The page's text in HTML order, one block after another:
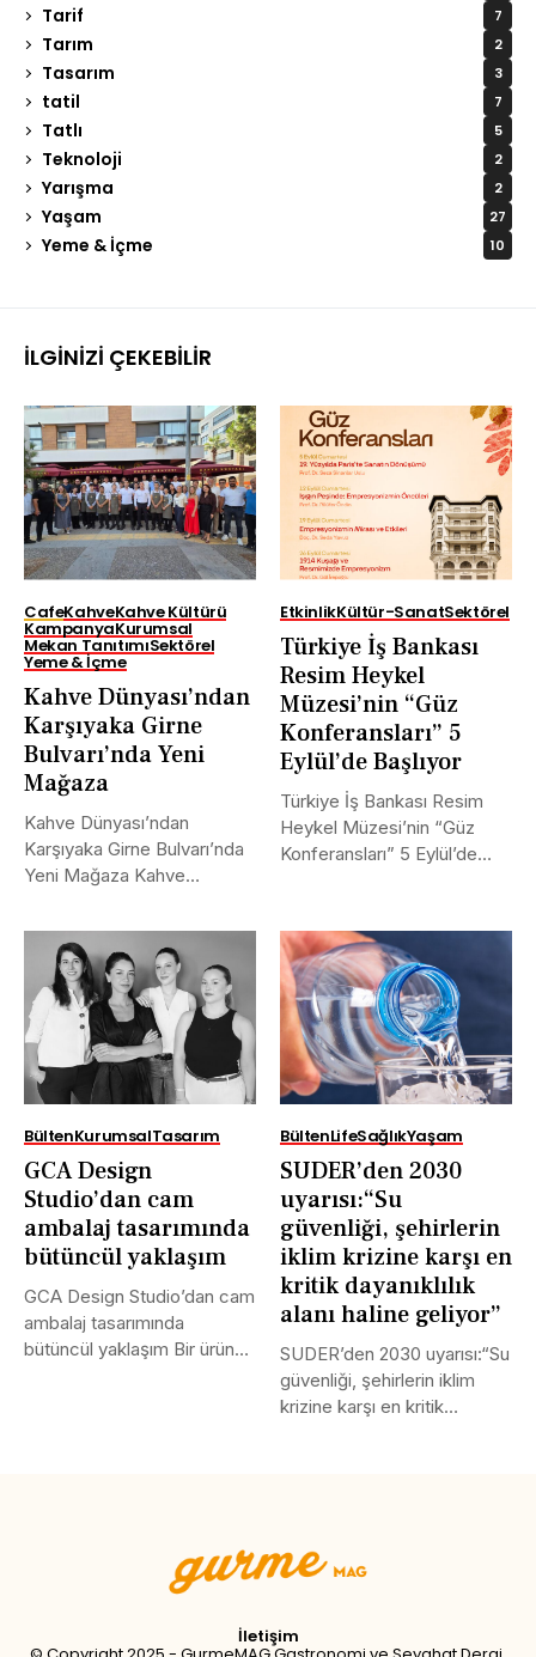
Tarif 7
Tarım 2
Tasarım 3
tatil 7
Tatlı 5
Teknoloji 2
Yarışma 2
Yaşam 27
Yeme & İçme 10
İLGINIZI ÇEKEBILIR
CafeKahveKahve Kültürü
KampanyaKurumsal
Mekan TanıtımıSektörel
Yeme & İçme
Kahve Dünyası’ndan
Karşıyaka Girne
Bulvarı’nda Yeni
Mağaza
Kahve Dünyası’ndan
Karşıyaka Girne Bulvarı’nda
Yeni Mağaza Kahve
Girne...
EtkinlikKültür-SanatSektörel
Türkiye İş Bankası
Resim Heykel
Müzesi’nin “Güz
Konferansları” 5
Eylül’de Başlıyor
Türkiye İş Bankası Resim
Heykel Müzesi’nin “Güz
Konferansları” 5 Eylül’de
BültenKurumsalTasarım
GCA Design
Studio’dan cam
ambalaj tasarımında
bütüncül yaklaşım
GCA Design Studio’dan cam
ambalaj tasarımında
bütüncül yaklaşım Bir ürünün
BültenLifeSağlıkYaşam
SUDER’den 2030
uyarısı:“Su
güvenliği, şehirlerin
iklim krizine karşı en
kritik dayanıklılık
alanı haline geliyor”
SUDER’den 2030 uyarısı:“Su
güvenliği, şehirlerin iklim
krizine karşı en kritik
İletişim